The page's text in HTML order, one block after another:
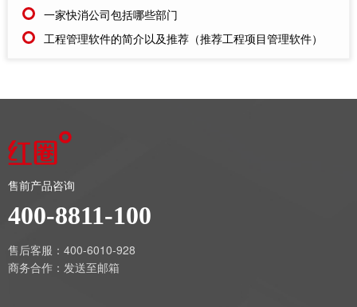
一家快消公司包括哪些部门
工程管理软件的简介以及推荐（推荐工程项目管理软件）
售前产品咨询
400-8811-100
售后客服：400-6010-928
商务合作： 发送至邮箱